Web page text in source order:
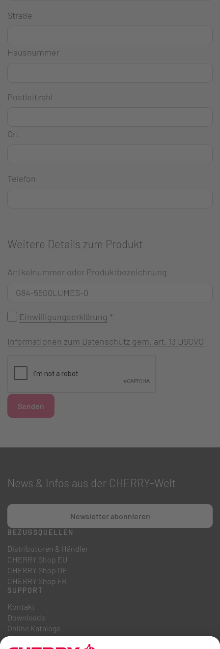
Straße
Hausnummer
Postleitzahl
Ort
Telefon
Weitere Details zum Produkt
Artikelnummer oder Produktbezeichnung
Einwilligungserklärung *
Informationen zum Datenschutz gem. art. 13 DSGVO
Senden
News & Infos aus der CHERRY-Welt
Newsletter abonnieren
BEZUGSQUELLEN
Distributoren & Händler
CHERRY Shop EU
CHERRY Shop DE
CHERRY Shop FR
SUPPORT
Kontakt
Downloads
Online Kataloge
FAQ